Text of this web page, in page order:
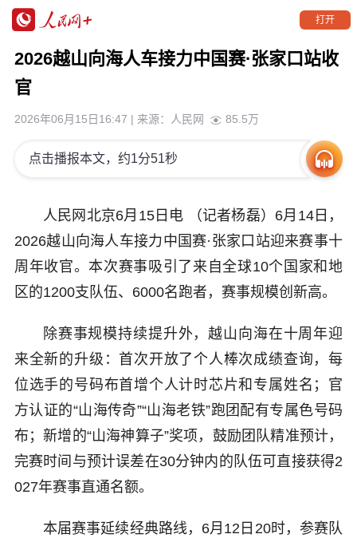
打开
2026越山向海人车接力中国赛·张家口站收
官
2026年06月15日16:47 | 来源： 人民网 85.5万
人民网北京6月15日电 （记者杨磊）6月14日，
2026越山向海人车接力中国赛·张家口站迎来赛事十
周年收官。本次赛事吸引了来自全球10个国家和地
区的1200支队伍、6000名跑者，赛事规模创新高。
除赛事规模持续提升外，越山向海在十周年迎
来全新的升级：首次开放了个人棒次成绩查询，每
位选手的号码布首增个人计时芯片和专属姓名；官
方认证的“山海传奇”“山海老铁”跑团配有专属色号码
布；新增的“山海神算子”奖项，鼓励团队精准预计，
完赛时间与预计误差在30分钟内的队伍可直接获得2
027年赛事直通名额。
本届赛事延续经典路线，6月12日20时，参赛队